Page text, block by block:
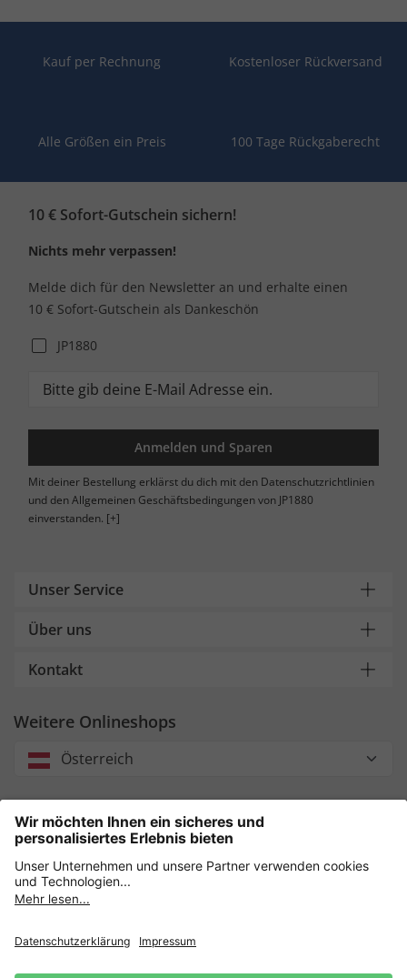
Kauf per Rechnung Kostenloser Rückversand
Alle Größen ein Preis 100 Tage Rückgaberecht
10 € Sofort-Gutschein sichern!
Nichts mehr verpassen!
Melde dich für den Newsletter an und erhalte einen
10 € Sofort-Gutschein als Dankeschön
JP1880
Anmelden und Sparen
Mit deiner Bestellung erklärst du dich mit den Datenschutzrichtlinien
und den Allgemeinen Geschäftsbedingungen von JP1880
einverstanden. [+]
Unser Service
Über uns
Kontakt
Weitere Onlineshops
Österreich
Unsere Zahlungsarten
Sicher einkaufen mit